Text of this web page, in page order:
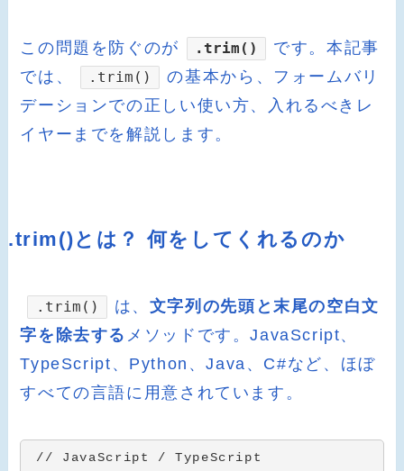
この問題を防ぐのが .trim()
です。本記事
では、
.trim()
の基本から、フォームバリ
デーションでの正しい使い方、入れるべきレ
イヤーまでを解説します。
.trim()とは？ 何をしてくれるのか
.trim() は、 文字列の先頭と末尾の空白文
字を除去する メソッドです。JavaScript、
TypeScript、Python、Java、C#など、ほぼ
すべての言語に用意されています。
// JavaScript / TypeScript